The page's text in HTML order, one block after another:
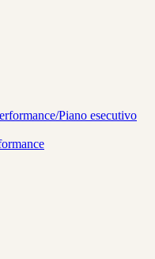
Piano esecutivo